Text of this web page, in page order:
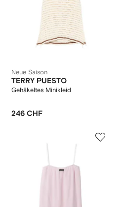
Neue Saison
TERRY PUESTO
Gehäkeltes Minikleid
246 CHF